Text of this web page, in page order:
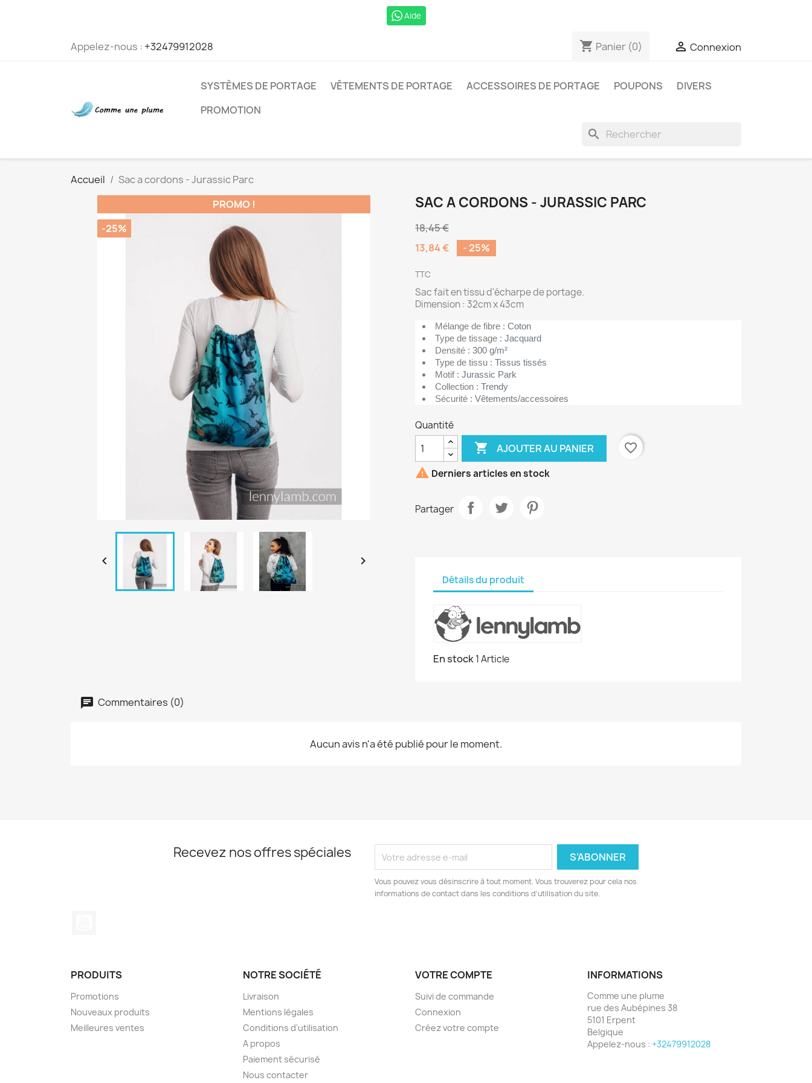
Aide
Appelez-nous : +32479912028 shopping_cart Panier (0)  Connexion
SYSTÈMES DE PORTAGE VÊTEMENTS DE PORTAGE ACCESSOIRES DE PORTAGE POUPONS
DIVERS
PROMOTION
search
Accueil
Sac a cordons - Jurassic Parc
PROMO !
-25%
 
SAC A CORDONS - JURASSIC PARC
18,45 €
13,84 €
- 25%
TTC
Sac fait en tissu d'écharpe de portage.
Dimension : 32cm x 43cm
Mélange de fibre : Coton
Type de tissage : Jacquard
Densité : 300 g/m²
Type de tissu : Tissus tissés
Motif : Jurassic Park
Collection : Trendy
Sécurité : Vêtements/accessoires
Quantité
 AJOUTER AU PANIER
favorite_border
 Derniers articles en stock
Partager
Détails du produit
En stock1 Article
Commentaires (0)
Aucun avis n'a été publié pour le moment.
Recevez nos offres spéciales
Vous pouvez vous désinscrire à tout moment. Vous trouverez pour cela nos
informations de contact dans les conditions d'utilisation du site.
PRODUITS
Promotions
Nouveaux produits
Meilleures ventes
NOTRE SOCIÉTÉ
Livraison
Mentions légales
Conditions d'utilisation
A propos
Paiement sécurisé
Nous contacter
VOTRE COMPTE
Suivi de commande
Connexion
Créez votre compte
INFORMATIONS
Comme une plume
rue des Aubépines 38
5101 Erpent
Belgique
Appelez-nous : +32479912028